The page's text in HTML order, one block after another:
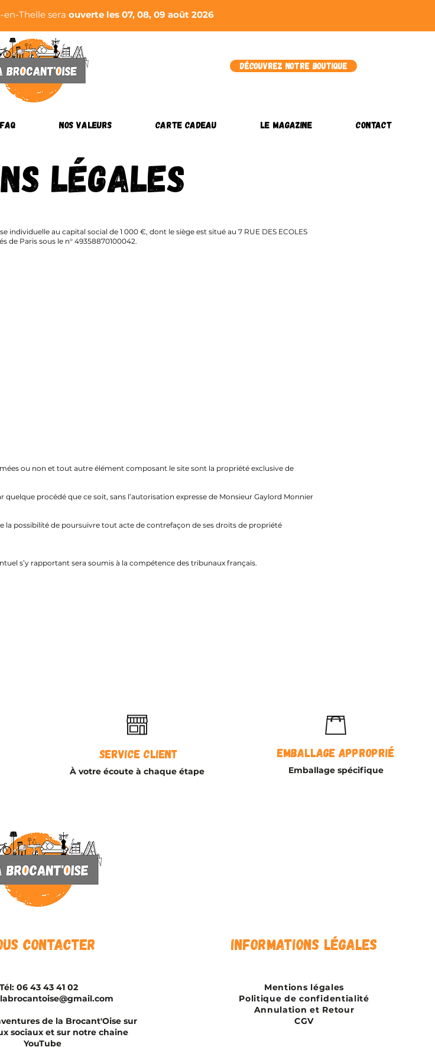
Thelle sera ouverte les 07, 08, 09 août 2026
Découvrez notre boutique
Nos Valeurs Carte cadeau Le Magazine Contact
légales
au capital social de 1 000 €, dont le siège est situé au 7 RUE DES ECOLES
de Paris sous le n° 49358870100042.
ou non et tout autre élément composant le site sont la propriété exclusive de
procédé que ce soit, sans l’autorisation expresse de Monsieur Gaylord Monnier
la possibilité de poursuivre tout acte de contrefaçon de ses droits de propriété
s’y rapportant sera soumis à la compétence des tribunaux français.
Service client
À votre écoute à chaque étape
Emballage approprié
Emballage spécifique
contacter
Tél:06 43 43 41 02
labrocantoise@gmail.com
de la Brocant'Oise sur
sociaux et sur notre chaine
YouTube
Informations légales
Mentions légales
Politique de confidentialité
Annulation et Retour
CGV